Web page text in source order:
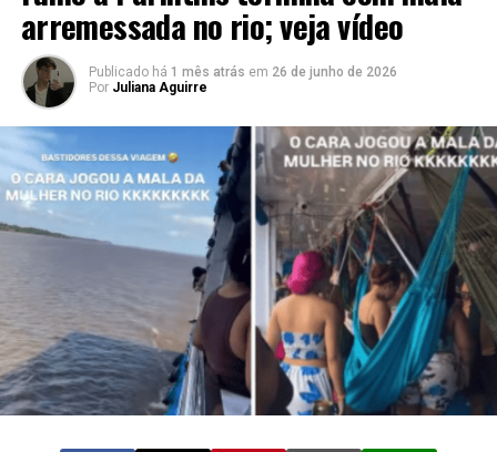
arremessada no rio; veja vídeo
Publicado há 1 mês atrás em 26 de junho de 2026
Por Juliana Aguirre